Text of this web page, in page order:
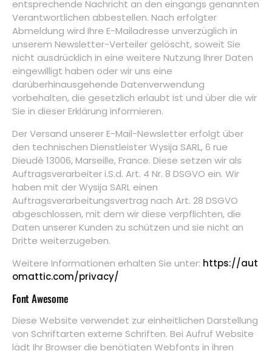
entsprechende Nachricht an den eingangs genannten
Verantwortlichen abbestellen. Nach erfolgter
Abmeldung wird Ihre E-Mailadresse unverzüglich in
unserem Newsletter-Verteiler gelöscht, soweit Sie
nicht ausdrücklich in eine weitere Nutzung Ihrer Daten
eingewilligt haben oder wir uns eine
darüberhinausgehende Datenverwendung
vorbehalten, die gesetzlich erlaubt ist und über die wir
Sie in dieser Erklärung informieren.
Der Versand unserer E-Mail-Newsletter erfolgt über
den technischen Dienstleister Wysija SARL, 6 rue
Dieudé 13006, Marseille, France. Diese setzen wir als
Auftragsverarbeiter i.S.d. Art. 4 Nr. 8 DSGVO ein. Wir
haben mit der Wysija SARL einen
Auftragsverarbeitungsvertrag nach Art. 28 DSGVO
abgeschlossen, mit dem wir diese verpflichten, die
Daten unserer Kunden zu schützen und sie nicht an
Dritte weiterzugeben.
Weitere Informationen erhalten Sie unter: https://aut
omattic.com/privacy/
Font Awesome
Diese Website verwendet zur einheitlichen Darstellung
von Schriftarten externe Schriften. Bei Aufruf Website
lädt Ihr Browser die benötigten Webfonts in ihren